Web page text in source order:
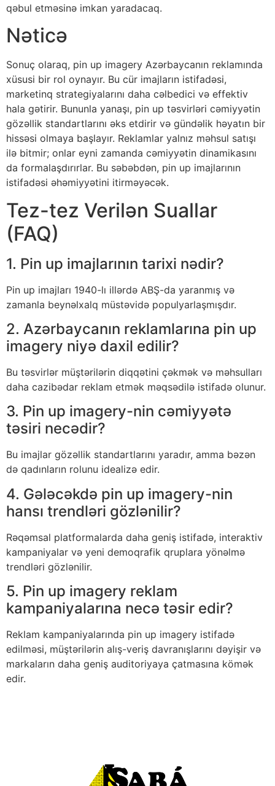
qəbul etməsinə imkan yaradacaq.
Nəticə
Sonuç olaraq, pin up imagery Azərbaycanın reklamında
xüsusi bir rol oynayır. Bu cür imajların istifadəsi,
marketinq strategiyalarını daha cəlbedici və effektiv
hala gətirir. Bununla yanaşı, pin up təsvirləri cəmiyyətin
gözəllik standartlarını əks etdirir və gündəlik həyatın bir
hissəsi olmaya başlayır. Reklamlar yalnız məhsul satışı
ilə bitmir; onlar eyni zamanda cəmiyyətin dinamikasını
da formalaşdırırlar. Bu səbəbdən, pin up imajlarının
istifadəsi əhəmiyyətini itirməyəcək.
Tez-tez Verilən Suallar
(FAQ)
1. Pin up imajlarının tarixi nədir?
Pin up imajları 1940-lı illərdə ABŞ-da yaranmış və
zamanla beynəlxalq müstəvidə populyarlaşmışdır.
2. Azərbaycanın reklamlarına pin up
imagery niyə daxil edilir?
Bu təsvirlər müştərilərin diqqətini çəkmək və məhsulları
daha cazibədar reklam etmək məqsədilə istifadə olunur.
3. Pin up imagery-nin cəmiyyətə
təsiri necədir?
Bu imajlar gözəllik standartlarını yaradır, amma bəzən
də qadınların rolunu idealizə edir.
4. Gələcəkdə pin up imagery-nin
hansı trendləri gözlənilir?
Rəqəmsal platformalarda daha geniş istifadə, interaktiv
kampaniyalar və yeni demoqrafik qruplara yönəlmə
trendləri gözlənilir.
5. Pin up imagery reklam
kampaniyalarına necə təsir edir?
Reklam kampaniyalarında pin up imagery istifadə
edilməsi, müştərilərin alış-veriş davranışlarını dəyişir və
markaların daha geniş auditoriyaya çatmasına kömək
edir.